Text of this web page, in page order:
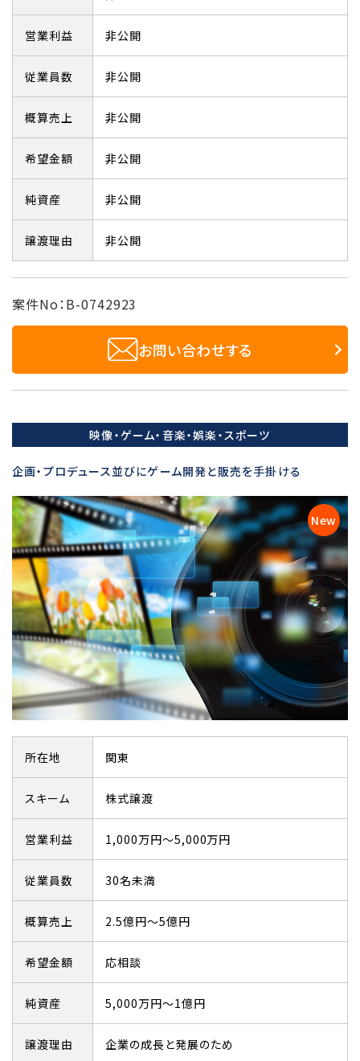
営業利益 非公開
従業員数 非公開
概算売上 非公開
希望金額 非公開
純資産 非公開
譲渡理由 非公開
案件No：B-0742923
お問い合わせする
映像・ゲーム・音楽・娯楽・スポーツ
企画・プロデュース並びにゲーム開発と販売を手掛ける
所在地 関東
スキーム 株式譲渡
営業利益 1,000万円～5,000万円
従業員数 30名未満
概算売上 2.5億円～5億円
希望金額 応相談
純資産 5,000万円～1億円
譲渡理由 企業の成長と発展のため